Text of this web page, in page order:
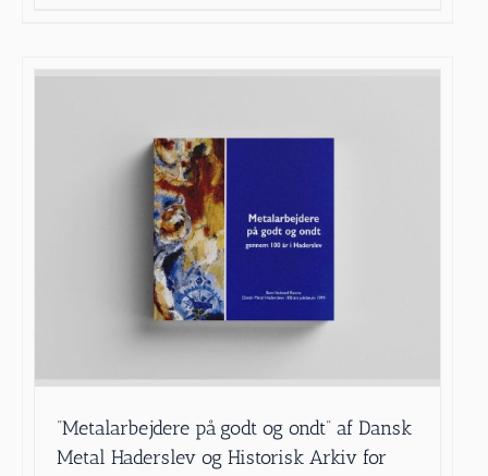
”Metalarbejdere på godt og ondt” af Dansk
Metal Haderslev og Historisk Arkiv for